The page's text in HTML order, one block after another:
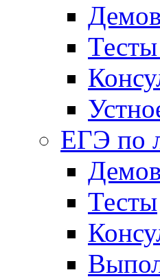
ЕГЭ по
Тесты